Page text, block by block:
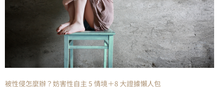
被性侵怎麼辦？妨害性自主 5 情境＋8 大證據懶人包